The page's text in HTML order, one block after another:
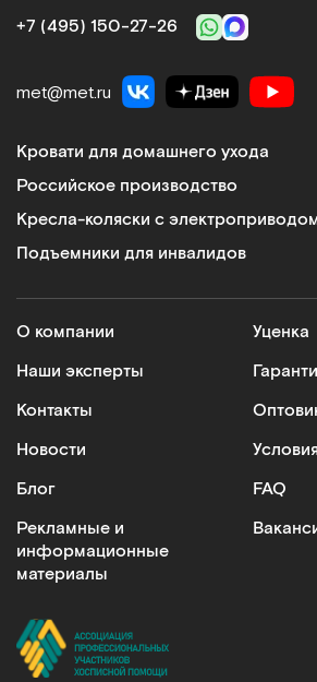
+7 (495) 150‑27‑26
met@met.ru
Кровати для домашнего ухода
Российское производство
Кресла-коляски с
Подъемники для инвалидов
О компании
Наши эксперты
Контакты
Новости
Блог
Рекламные и
информационные
материалы
Уценка
FAQ